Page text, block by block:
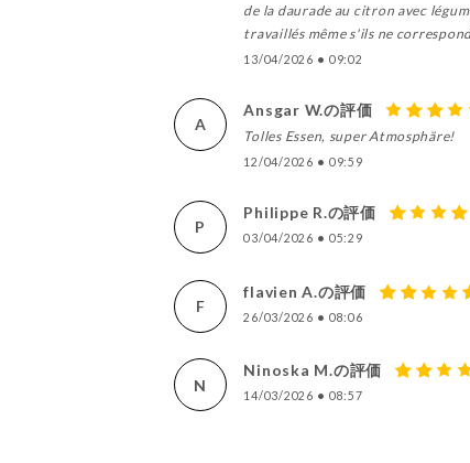
de la daurade au citron avec
travaillés même s'ils ne
13/04/2026 • 09:02
A
Ansgar W.の評価
Tolles Essen, super Atmosphäre!
12/04/2026 • 09:59
P
Philippe R.の評価
03/04/2026 • 05:29
F
flavien A.の評価
26/03/2026 • 08:06
N
Ninoska M.の評価
14/03/2026 • 08:57